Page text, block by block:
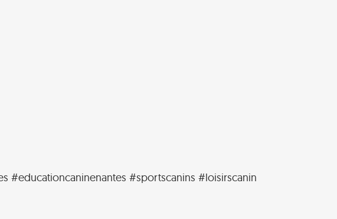
#educationcaninenantes #sportscanins #loisirscanin